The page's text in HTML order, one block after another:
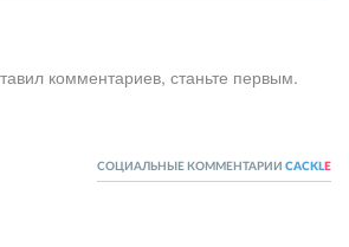
комментариев, станьте первым.
СОЦИАЛЬНЫЕ КОММЕНТАРИИ CACKL E